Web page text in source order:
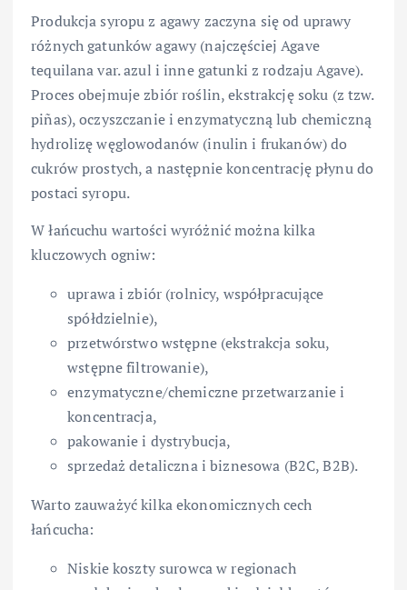
Produkcja syropu z agawy zaczyna się od uprawy
różnych gatunków agawy (najczęściej Agave
tequilana var. azul i inne gatunki z rodzaju Agave).
Proces obejmuje zbiór roślin, ekstrakcję soku (z tzw.
piñas), oczyszczanie i enzymatyczną lub chemiczną
hydrolizę węglowodanów (inulin i frukanów) do
cukrów prostych, a następnie koncentrację płynu do
postaci syropu.
W łańcuchu wartości wyróżnić można kilka
kluczowych ogniw:
uprawa i zbiór (rolnicy, współpracujące
spółdzielnie),
przetwórstwo wstępne (ekstrakcja soku,
wstępne filtrowanie),
enzymatyczne/chemiczne przetwarzanie i
koncentracja,
pakowanie i dystrybucja,
sprzedaż detaliczna i biznesowa (B2C, B2B).
Warto zauważyć kilka ekonomicznych cech
łańcucha:
Niskie koszty surowca w regionach